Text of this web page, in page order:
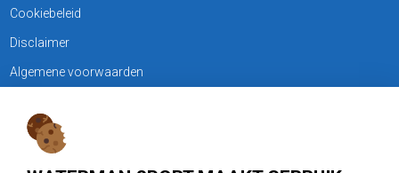
Cookiebeleid
Disclaimer
Algemene voorwaarden
KLANTENSERVICE